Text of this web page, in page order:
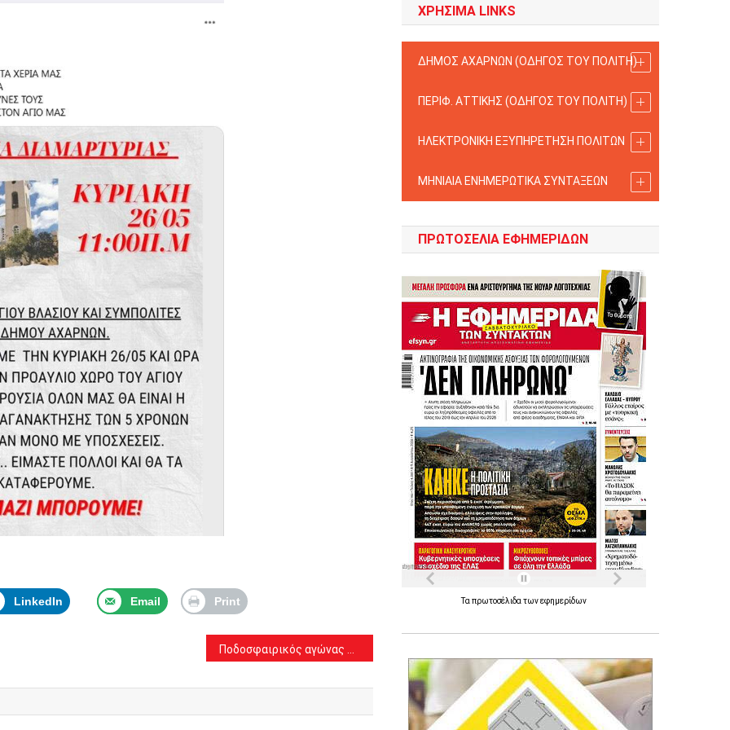
LinkedIn Email Print
ΧΡΗΣΙΜΑ LINKS
ΔΗΜΟΣ ΑΧΑΡΝΩΝ (ΟΔΗΓΟΣ TOY ΠΟΛΙΤΗ)
ΠΕΡΙΦ. ΑΤΤΙΚΗΣ (ΟΔΗΓΟΣ TOY ΠΟΛΙΤΗ)
ΗΛΕΚΤΡΟΝΙΚΗ ΕΞΥΠΗΡΕΤΗΣΗ ΠΟΛΙΤΩΝ
ΜΗΝΙΑΙΑ ΕΝΗΜΕΡΩΤΙΚΑ ΣΥΝΤΑΞΕΩΝ
ΠΡΩΤΟΣΈΛΙΑ ΕΦΗΜΕΡΊΔΩΝ
Ταπρωτοσέλιδατωνεφημερίδων